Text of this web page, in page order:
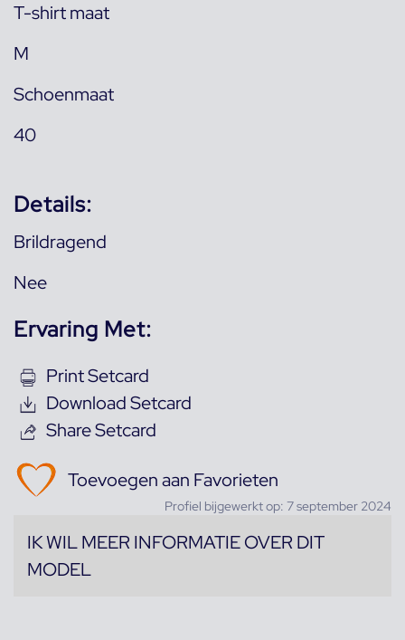
T-shirt maat
M
Schoenmaat
40
Details:
Brildragend
Nee
Ervaring Met:
Print Setcard
Download Setcard
Share Setcard
Toevoegen aan Favorieten
Profiel bijgewerkt op: 7 september 2024
IK WIL MEER INFORMATIE OVER DIT
MODEL